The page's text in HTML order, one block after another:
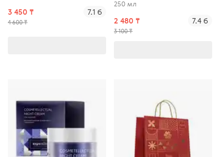
3 450 ₸
4 600 ₸
7.1 б
250 мл
2 480 ₸
3 100 ₸
7.4 б